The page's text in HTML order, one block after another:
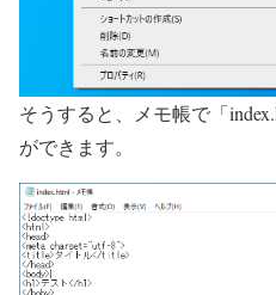
そうすると、メモ帳で「
ができます。